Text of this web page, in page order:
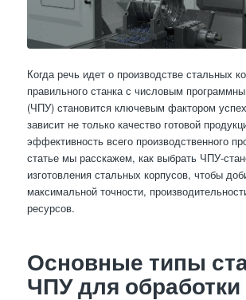
Когда речь идет о производстве стальных
правильного станка с числовым
(ЧПУ) становится ключевым фактором
зависит не только качество готовой
эффективность всего производственного
статье мы расскажем, как выбрать ЧПУ-
изготовления стальных корпусов, чтобы
максимальной точности,
ресурсов.
Основные типы
ЧПУ для обработки